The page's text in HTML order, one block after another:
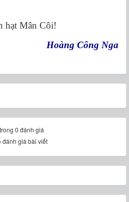
hạt Mân Côi!
Hoàng Công Nga
0 đánh giá
đánh giá bài viết